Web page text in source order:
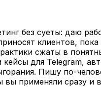
без суеты: даю
клиентов,
сжаты в
для Telegram,
Пишу по-
применяли сразу и